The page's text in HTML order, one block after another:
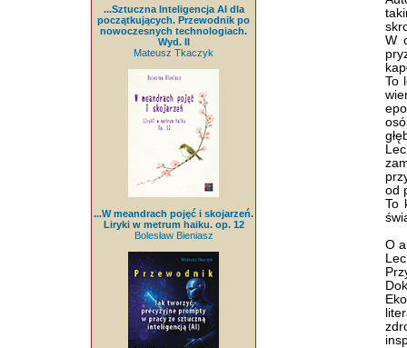
...Sztuczna Inteligencja AI dla
początkujących. Przewodnik po
nowoczesnych technologiach.
Wyd. II
Mateusz Tkaczyk
...W meandrach pojęć i skojarzeń.
Liryki w metrum haiku. op. 12
Bolesław Bieniasz
W
To
od
To
O